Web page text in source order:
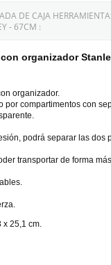
DE CAJA
- 67CM :
organizador
organizador.
por compartimentos con
podrá separar las dos
transportar de forma
x 25,1 cm.